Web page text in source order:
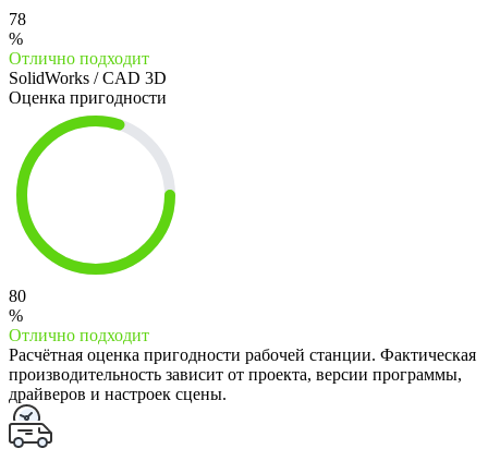
78
%
Отлично подходит
SolidWorks / CAD 3D
Оценка пригодности
80
%
Отлично подходит
Расчётная оценка пригодности рабочей станции. Фактическая
производительность зависит от проекта, версии программы,
драйверов и настроек сцены.